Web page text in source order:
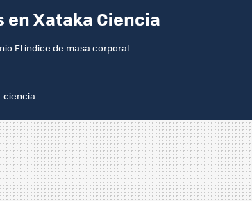
Xataka Ciencia
índice de masa corporal
ciencia